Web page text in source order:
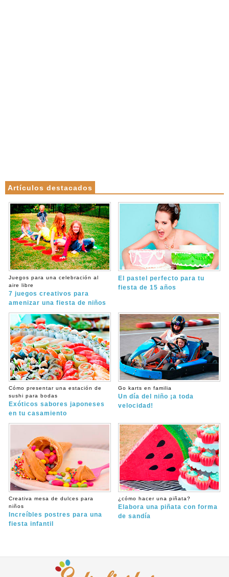
Artículos destacados
Juegos para una celebración al
aire libre
7 juegos creativos para
amenizar una fiesta de niños
El pastel perfecto para tu
fiesta de 15 años
Cómo presentar una estación de
sushi para bodas
Exóticos sabores japoneses
en tu casamiento
Go karts en familia
Un día del niño ¡a toda
velocidad!
Creativa mesa de dulces para
niños
Increíbles postres para una
fiesta infantil
¿cómo hacer una piñata?
Elabora una piñata con forma
de sandía